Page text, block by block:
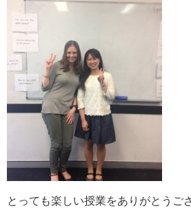
とっても楽しい授業をありがとうご